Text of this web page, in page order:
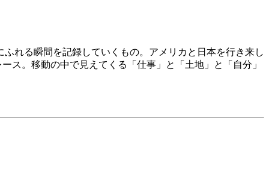
れる瞬間を記録していくもの。アメリカと日本を行き来し
ス。移動の中で見えてくる「仕事」と「土地」と「自分」